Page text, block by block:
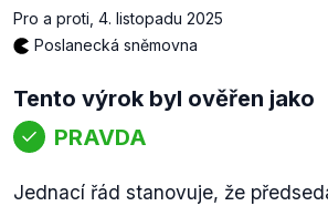
Pro a proti 4. listopadu 2025
Poslanecká sněmovna
Tento výrok byl ověřen jako
PRAVDA
Jednací řád stanovuje, že